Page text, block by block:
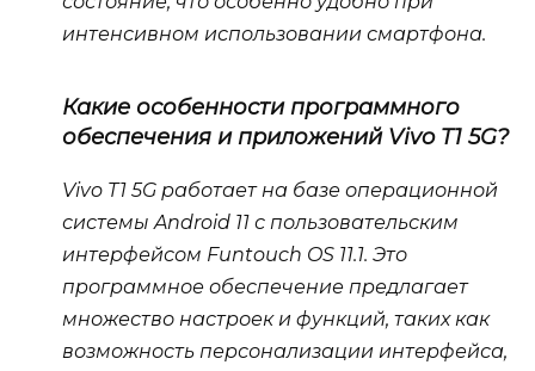
интенсивном использовании смартфона.
Какие особенности программного
обеспечения и приложений Vivo T1 5G?
Vivo T1 5G работает на базе операционной
системы Android 11 с пользовательским
интерфейсом Funtouch OS 11.1. Это
программное обеспечение предлагает
множество настроек и функций, таких как
возможность персонализации интерфейса,